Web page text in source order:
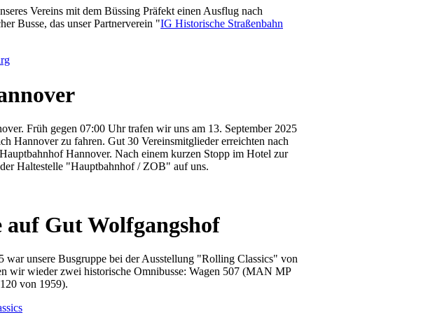
Vereins mit dem Büssing Präfekt einen Ausflug nach
Busse, das unser Partnerverein "IG Historische Straßenbahn
Früh gegen 07:00 Uhr trafen wir uns am 13. September 2025
Hannover zu fahren. Gut 30 Vereinsmitglieder erreichten nach
Hannover. Nach einem kurzen Stopp im Hotel zur
Haltestelle "Hauptbahnhof / ZOB" auf uns.
auf Gut Wolfgangshof
war unsere Busgruppe bei der Ausstellung "Rolling Classics" von
wir wieder zwei historische Omnibusse: Wagen 507 (MAN MP
von 1959).